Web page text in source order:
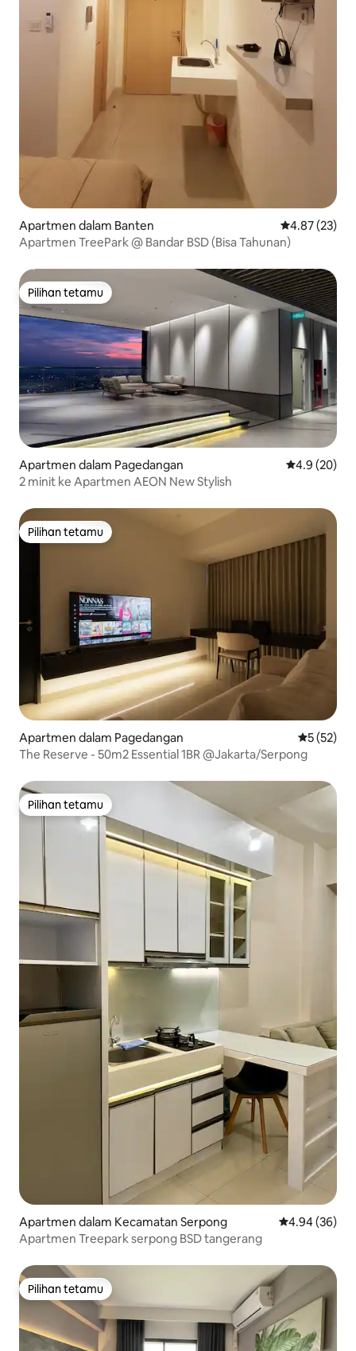
Apartmen dalam Banten Penarafan
4.87 (23)
Apartmen TreePark @ Bandar BSD (Bisa Tahunan)
Pilihan tetamu
Pilihan tetamu
Apartmen dalam Pagedangan Penarafan
4.9 (20)
2 minit ke Apartmen AEON New Stylish
Pilihan tetamu
Pilihan tetamu
Apartmen dalam Pagedangan
5 (52)
The Reserve - 50m2 Essential 1BR @Jakarta/Serpong
Pilihan tetamu
Pilihan tetamu
Apartmen dalam Kecamatan Serpong Penarafan
4.94 (36)
Apartmen Treepark serpong BSD tangerang
Pilihan tetamu
Pilihan tetamu